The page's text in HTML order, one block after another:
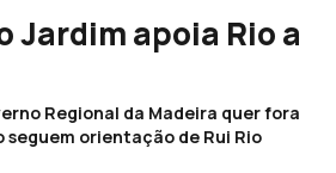
Jardim apoia Rio a
Regional da Madeira quer fora
seguem orientação de Rui Rio